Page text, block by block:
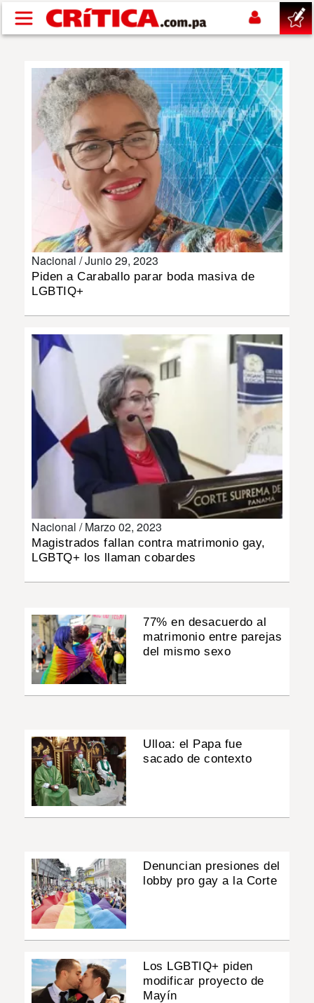
Pasar al contenido principal
SUCESOS
NACIONAL
POLÍTICA
DEPORTES
INSÓLITAS
IMPRESO
Nacional /Junio 29, 2023
Piden a Caraballo parar boda masiva de
LGBTIQ+
Nacional /Marzo 02, 2023
Magistrados fallan contra matrimonio gay,
LGBTQ+ los llaman cobardes
77% en desacuerdo al
matrimonio entre parejas
del mismo sexo
Ulloa: el Papa fue
sacado de contexto
Denuncian presiones del
lobby pro gay a la Corte
Los LGBTIQ+ piden
modificar proyecto de
Mayín